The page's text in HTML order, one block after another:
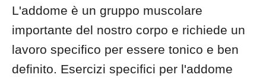
L'addome è un gruppo muscolare
importante del nostro corpo e richiede un
lavoro specifico per essere tonico e ben
definito. Esercizi specifici per l'addome